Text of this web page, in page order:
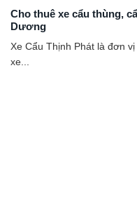
Cho thuê xe cẩu thùng,
Dương
Xe Cẩu Thịnh Phát là đơn
xe...